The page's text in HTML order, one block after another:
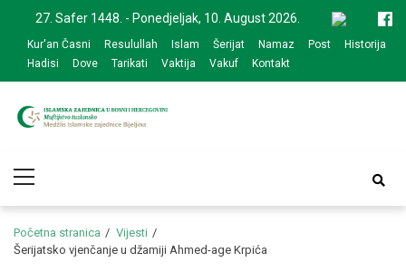
navigation
content
27. Safer 1448. - Ponedjeljak, 10. August 2026.
Kur'an Časni Resulullah Islam Šerijat Namaz Post
Historija
Hadisi
Dove Tarikati Vaktija Vakuf Kontakt
zajednice Bijeljina
Menu
Početna stranica
Vijesti
Šerijatsko vjenčanje u džamiji Ahmed-age Krpića